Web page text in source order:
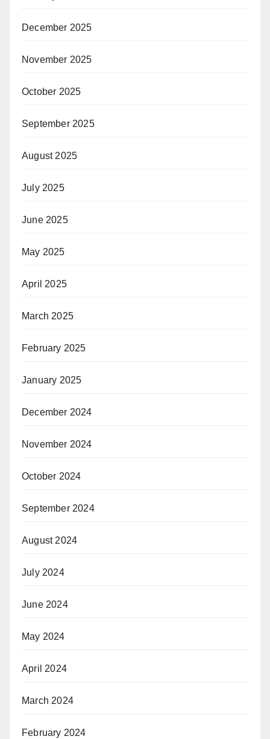
December 2025
November 2025
October 2025
September 2025
August 2025
July 2025
June 2025
May 2025
April 2025
March 2025
February 2025
January 2025
December 2024
November 2024
October 2024
September 2024
August 2024
July 2024
June 2024
May 2024
April 2024
March 2024
February 2024